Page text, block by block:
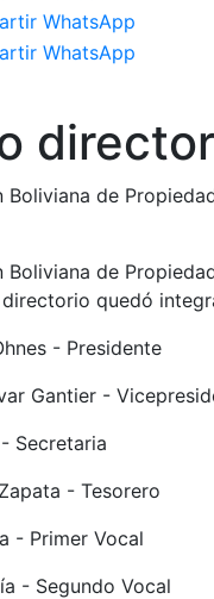
Boliviana de
Boliviana de
directorio quedó
- Presidente
Gantier -
Secretaria
- Tesorero
- Primer Vocal
- Segundo Vocal